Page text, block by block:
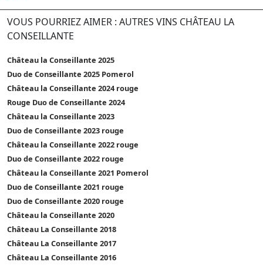
VOUS POURRIEZ AIMER : AUTRES VINS CHÂTEAU LA
CONSEILLANTE
Château la Conseillante 2025
Duo de Conseillante 2025 Pomerol
Château la Conseillante 2024 rouge
Rouge Duo de Conseillante 2024
Château la Conseillante 2023
Duo de Conseillante 2023 rouge
Château la Conseillante 2022 rouge
Duo de Conseillante 2022 rouge
Château la Conseillante 2021 Pomerol
Duo de Conseillante 2021 rouge
Duo de Conseillante 2020 rouge
Château la Conseillante 2020
Château La Conseillante 2018
Château La Conseillante 2017
Château La Conseillante 2016